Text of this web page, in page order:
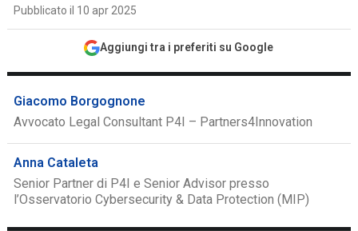
Pubblicato il 10 apr 2025
Aggiungi tra i preferiti su Google
Giacomo Borgognone
Avvocato Legal Consultant P4I – Partners4Innovation
Anna Cataleta
Senior Partner di P4I e Senior Advisor presso
l’Osservatorio Cybersecurity & Data Protection (MIP)